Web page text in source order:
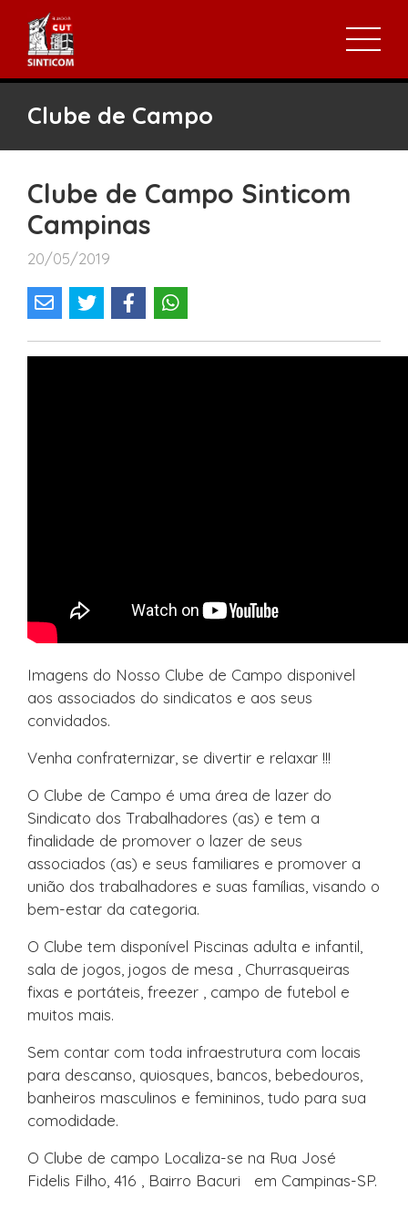
Clube de Campo
Clube de Campo Sinticom
Campinas
20/05/2019
Imagens do Nosso Clube de Campo disponivel
aos associados do sindicatos e aos seus
convidados.
Venha confraternizar, se divertir e relaxar !!!
O Clube de Campo é uma área de lazer do
Sindicato dos Trabalhadores (as) e tem a
finalidade de promover o lazer de seus
associados (as) e seus familiares e promover a
união dos trabalhadores e suas famílias, visando o
bem-estar da categoria.
O Clube tem disponível Piscinas adulta e infantil,
sala de jogos, jogos de mesa , Churrasqueiras
fixas e portáteis, freezer , campo de futebol e
muitos mais.
Sem contar com toda infraestrutura com locais
para descanso, quiosques, bancos, bebedouros,
banheiros masculinos e femininos, tudo para sua
comodidade.
O Clube de campo Localiza-se na Rua José
Fidelis Filho, 416 , Bairro Bacuri em Campinas-SP.